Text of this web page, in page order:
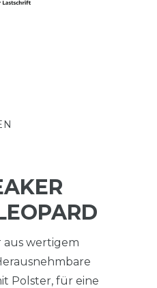
aus wertigem
Polster, für eine